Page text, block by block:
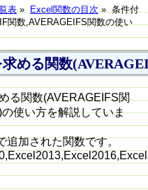
表» Excel関数の目次» 条件付
関数,AVERAGEIFS関数の使い
める関数
る関数(AVERAGEIFS関
使い方を解説していま
追加された関数です。